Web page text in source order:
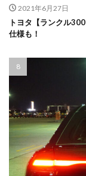
2021年6月27日
トヨタ【ランクル
仕様も！